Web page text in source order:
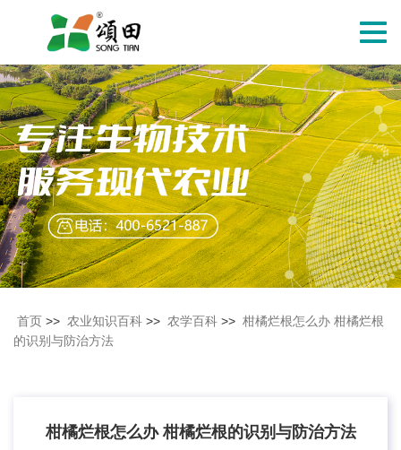
切
导
航
首页 >> 农业知识百科 >> 农学百科 >> 柑橘烂根怎么办 柑橘烂根
的识别与防治方法
柑橘烂根怎么办 柑橘烂根的识别与防治方法